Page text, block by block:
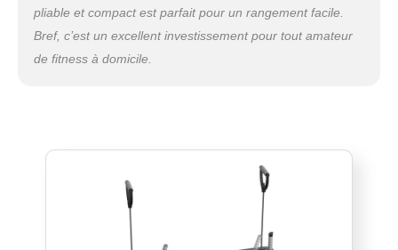
pliable et compact est parfait pour un rangement facile.
Bref, c’est un excellent investissement pour tout amateur
de fitness à domicile.